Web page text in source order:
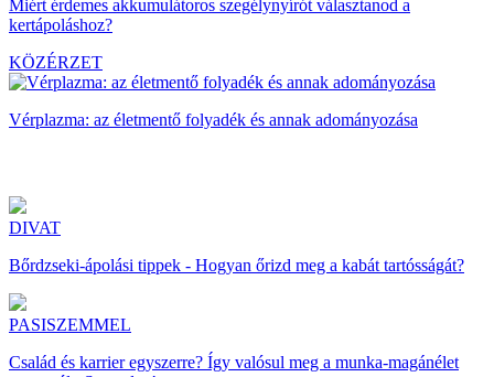
Miért érdemes akkumulátoros szegélynyírót választanod a
kertápoláshoz?
KÖZÉRZET
Vérplazma: az életmentő folyadék és annak adományozása
DIVAT
Bőrdzseki-ápolási tippek - Hogyan őrizd meg a kabát tartósságát?
PASISZEMMEL
Család és karrier egyszerre? Így valósul meg a munka-magánélet